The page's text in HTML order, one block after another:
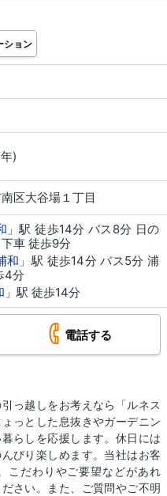
ション
)
区大谷場１丁目
」駅 徒歩14分 バス8分 日の
車 徒歩9分
和 」駅 徒歩14分 バス5分 浦
4分
」駅 徒歩14分
電話する
っ越しをお考えなら「ルネス
っとした息抜きやガーデニン
らしを応援します。休日には
びり楽しめます。当社はお客
こだわりやご要望などがあれ
さい。また、ご質問やご不明